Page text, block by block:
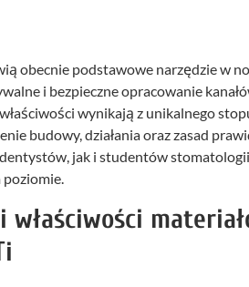
obecnie podstawowe narzędzie w
i bezpieczne opracowanie
wynikają z unikalnego
budowy, działania oraz zasad
jak i studentów
poziomie.